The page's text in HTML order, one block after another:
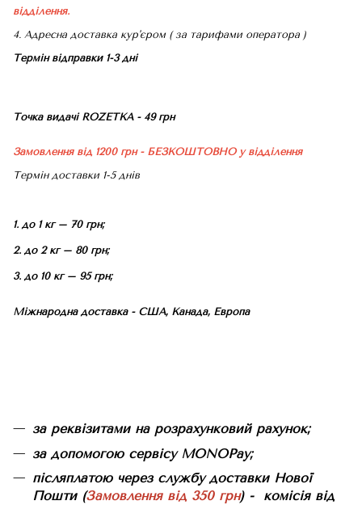
відділення.
4. Адресна доставка кур'єром ( за тарифами оператора )
Термін відправки 1-3 дні
Точка видачі ROZETKA - 49 грн
Замовлення від 1200 грн - БЕЗКОШТОВНО у відділення
Термін доставки 1-5 днів
1. до 1 кг – 70 грн;
2. до 2 кг – 80 грн;
3. до 10 кг – 95 грн;
Міжнародна доставка - США, Канада, Европа
за реквізитами на розрахунковий рахунок;
за допомогою сервісу MONOPay;
післяплатою через службу доставки Нової
Пошти (Замовлення від 350 грн) - комісія від